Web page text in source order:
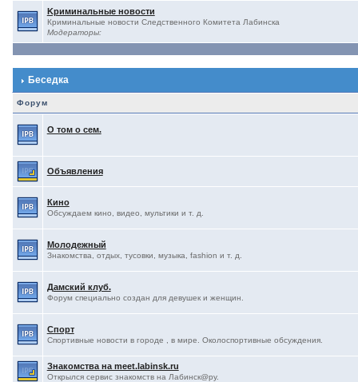
Kриминальные новости
Криминальные новости Следственного Комитета Лабинска
Модераторы:
Беседка
Форум
О том о сем.
Объявления
Кино
Обсуждаем кино, видео, мультики и т. д.
Молодежный
Знакомства, отдых, тусовки, музыка, fashion и т. д.
Дамский клуб.
Форум специально создан для девушек и женщин.
Спорт
Спортивные новости в городе , в мире. Околоспортивные обсуждения.
Знакомства на meet.labinsk.ru
Открылся сервис знакомств на Лабинск@ру.